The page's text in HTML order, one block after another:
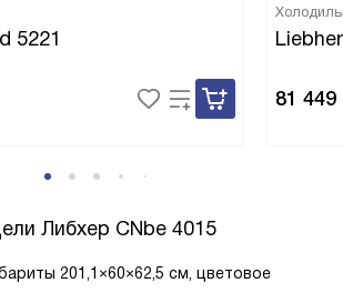
5221
81 449
Либхер CNbe 4015
201,1×60×62,5 см, цветовое